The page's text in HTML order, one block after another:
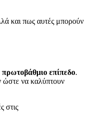
και πως αυτές μπορούν
πρωτοβάθμιο επίπεδο.
ώστε να καλύπτουν
στις